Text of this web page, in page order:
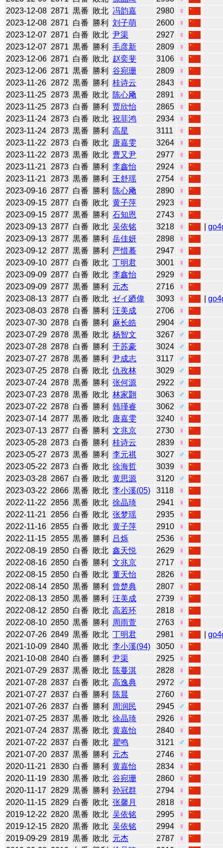
2023-12-08 2871 黒番 敗北 冯韵嘉 2980
♀
2023-12-08 2871 白番 勝利 刘子萌 2600
♀
2023-12-07 2871 白番 敗北 尹渠 2927
♀
2023-12-07 2871 黒番 勝利 毛彦新 2809
♀
2023-12-06 2871 白番 敗北 赵奕斐 3106
♀
2023-12-06 2871 黒番 勝利 谷宛珊 2809
♀
2023-11-26 2872 黒番 勝利 桂诗云 2843
♀
2023-11-25 2873 黒番 敗北 陈心飏 2891
♀
2023-11-25 2873 白番 勝利 贾欣怡 2865
♀
2023-11-24 2873 白番 敗北 祝菲鸿 2934
♀
2023-11-24 2873 黒番 勝利 高星 3111
♀
2023-11-22
2873 白番 敗北 唐嘉雯 3264
♀
2023-11-22
2873 黒番 敗北 曹又尹 2977
♀
2023-11-21
2873 白番 勝利 李鑫怡 2924
♀
2023-11-21
2873 黒番 勝利 王舒瑶 2754
♀
2023-09-16 2877 白番 勝利 陈心飏 2890
♀
2023-09-15 2877 白番 敗北 黄子萍 2923
♀
2023-09-15 2877 黒番 勝利 石知恩 2743
♀
2023-09-13 2877 白番 敗北 吴依铭 3218 ♀ |
2023-09-13 2877 黒番 勝利 岳佳妍 2898
♀
2023-09-12 2877 黒番 勝利 严惜蓦 2947
♀
2023-09-10 2877 白番 敗北 丁明君 3001
♀
2023-09-09 2877 白番 敗北 李鑫怡 2929
♀
2023-09-09 2877 黒番 勝利 元杰 2716
♀
2023-08-13 2877 白番 敗北 ゼイ廼偉 3093 ♀ |
2023-08-03 2878 白番 勝利 汪美成 2706
♀
2023-07-30 2878 白番 勝利 麻长皓 2904
♂
2023-07-29 2878 黒番 敗北 杨智文 3267
♂
2023-07-28 2878 白番 勝利 于苏豪 3024
♂
2023-07-27 2878 黒番 勝利 尹成志 3117
♂
2023-07-25 2878 白番 敗北 仇孜林 3029
♂
2023-07-24 2878 黒番 勝利 张何源 2922
♂
2023-07-23 2878 黒番 敗北 林家翾 3063
♂
2023-07-22 2878 白番 勝利 韩瑾睿 3062
♂
2023-07-14 2877 黒番 敗北 唐嘉雯 3240
♀
2023-07-13 2877 白番 勝利 文兆京 2730
♀
2023-05-28 2873 白番 勝利 桂诗云 2839
♀
2023-05-27 2873 黒番 勝利 李元祺 3027
♂
2023-05-22 2873 白番 敗北 徐海哲 3039
♀
2023-03-28 2867 白番 敗北 黄思源 3120
♂
2023-03-22 2866 黒番 敗北 李小溪(05) 3118
♀
2022-11-22
2856 黒番 敗北 徐晶琦 2941
♀
2022-11-21
2856 白番 敗北 张梦瑶 2935
♀
2022-11-16 2855 白番 敗北 黄子萍 2910
♀
2022-11-15 2855 黒番 勝利 吕烁 2536
♀
2022-08-19 2850 白番 敗北 鑫天悦 2629
♀
2022-08-16 2850 白番 勝利 文兆京 2717
♀
2022-08-15 2850 白番 敗北 董天怡 2826
♀
2022-08-14 2850 黒番 勝利 曾楚典 2807
♀
2022-08-13 2850 黒番 勝利 汪美成 2739
♀
2022-08-12 2850 白番 敗北 高若环 2818
♀
2022-08-10 2850 黒番 勝利 周雨萱 2763
♀
2022-07-26 2849 黒番 敗北 丁明君 2981 ♀ |
2021-10-09 2840 黒番 敗北 李小溪(94) 3050
♀
2021-10-08 2840 白番 勝利 尹渠 2925
♀
2021-07-29 2837 黒番 敗北 陈蔓淇 2828
♀
2021-07-28 2837 白番 敗北 高逸典 2972
♂
2021-07-27 2837 白番 勝利 陈晨 2760
♀
2021-07-26 2837 白番 勝利 周润民 2945
♂
2021-07-25 2837 黒番 敗北 徐晶琦 2926
♀
2021-07-24 2837 黒番 敗北 黄嘉怡 2840
♀
2021-07-22 2837 白番 敗北 瞿鸣 3121
♂
2021-07-20 2837 黒番 勝利 元杰 2746
♀
2020-11-21
2830 白番 勝利 黄嘉怡 2834
♀
2020-11-19 2830 黒番 敗北 谷宛珊 2860
♀
2020-11-17
2829 黒番 勝利 孙冠群 2794
♀
2020-11-15 2829 白番 敗北 张馨月 2818
♀
2019-12-22 2820 黒番 敗北 吴依铭 2995
♀
2019-12-15 2820 黒番 敗北 吴依铭 2994
♀
2019-09-29 2819 黒番 敗北 元杰 2787
♀